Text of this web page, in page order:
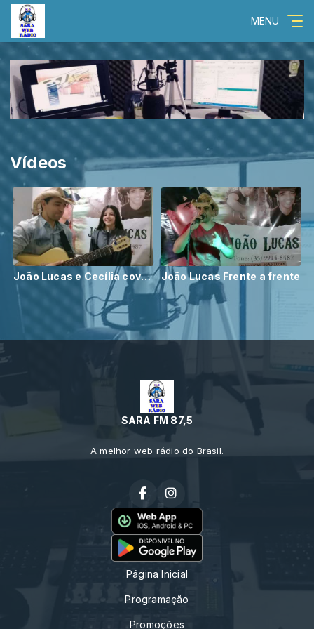
MENU
Vídeos
João Lucas e Cecília cover (Era uma vez) João Lucas Frente a frente
SARA FM 87,5
A melhor web rádio do Brasil.
Página Inicial
Programação
Promoções